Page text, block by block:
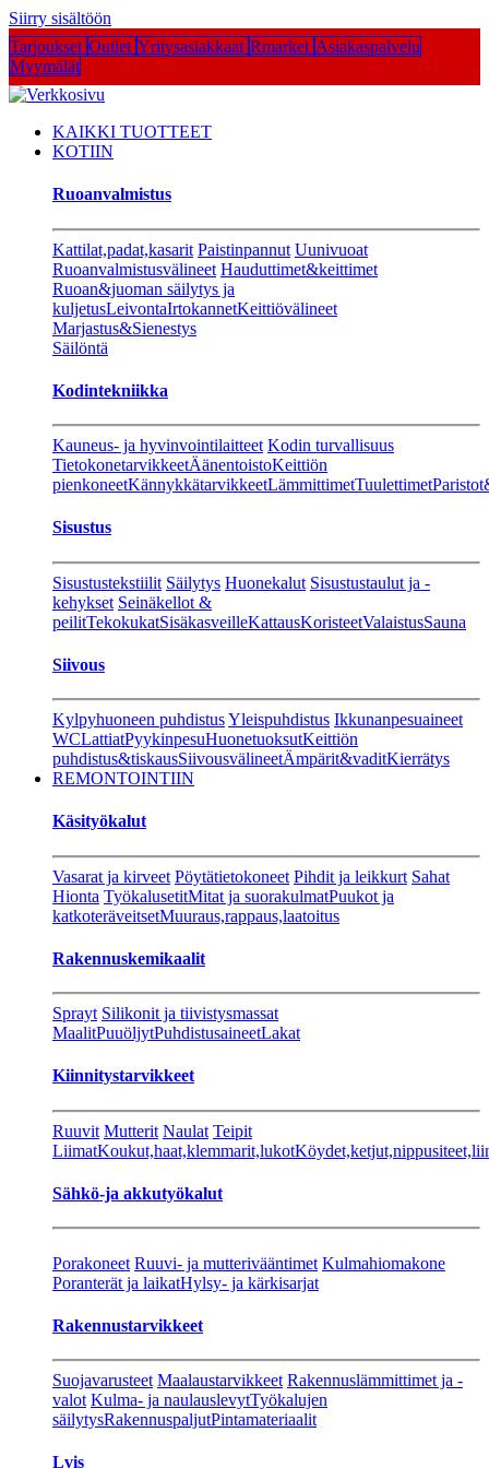
Siirry sisältöön
Tarjoukset Outlet Yritysasiakkaat Rmarket Asiakaspalvelu
Myymälät
KAIKKI TUOTTEET
KOTIIN
Ruoanvalmistus
Kattilat,padat,kasarit Paistinpannut Uunivuoat
Ruoanvalmistusvälineet Hauduttimet&keittimet
Ruoan&juoman säilytys ja
kuljetusLeivontaIrtokannetKeittiövälineet
Marjastus&Sienestys
Säilöntä
Kodintekniikka
Kauneus- ja hyvinvointilaitteet Kodin turvallisuus
TietokonetarvikkeetÄänentoistoKeittiön
pienkoneetKännykkätarvikkeetLämmittimetTuulettimet
Sisustus
Sisustustekstiilit Säilytys Huonekalut Sisustustaulut ja -
kehykset Seinäkellot &
peilitTekokukatSisäkasveilleKattausKoristeetValaistusSauna
Siivous
Kylpyhuoneen puhdistusYleispuhdistus Ikkunanpesuaineet
WCLattiatPyykinpesuHuonetuoksutKeittiön
puhdistus&tiskausSiivousvälineetÄmpärit&vaditKierrätys
REMONTOINTIIN
Käsityökalut
Vasarat ja kirveet Pöytätietokoneet Pihdit ja leikkurt Sahat
Hionta TyökalusetitMitat ja suorakulmatPuukot ja
katkoteräveitsetMuuraus,rappaus,laatoitus
Rakennuskemikaalit
Sprayt Silikonit ja tiivistysmassat
MaalitPuuöljytPuhdistusaineetLakat
Kiinnitystarvikkeet
Ruuvit Mutterit Naulat Teipit
LiimatKoukut,haat,klemmarit,lukot
Sähkö-ja akkutyökalut
Porakoneet Ruuvi- ja mutterivääntimet Kulmahiomakone
Poranterät ja laikatHylsy- ja kärkisarjat
Rakennustarvikkeet
Suojavarusteet Maalaustarvikkeet Rakennuslämmittimet ja -
valot Kulma- ja naulauslevytTyökalujen
säilytysRakennuspaljutPintamateriaalit
Lvis